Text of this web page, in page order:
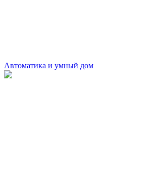
Автоматика и умный дом